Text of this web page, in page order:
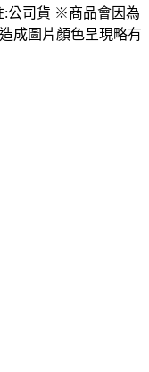
:公司貨 ※商品會因為
成圖片顏色呈現略有